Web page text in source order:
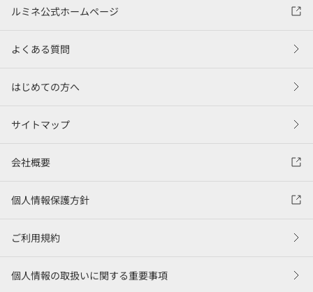
ルミネ公式ホームページ
よくある質問
はじめての方へ
サイトマップ
会社概要
個人情報保護方針
ご利用規約
個人情報の取扱いに関する重要事項